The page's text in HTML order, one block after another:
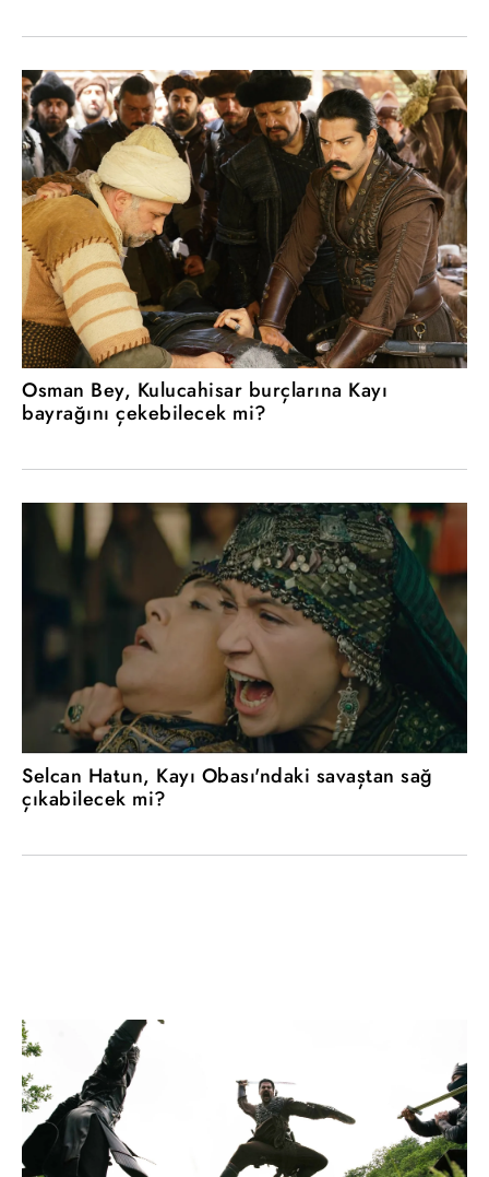
Osman Bey, Kulucahisar burçlarına Kayı
bayrağını çekebilecek mi?
Selcan Hatun, Kayı Obası'ndaki savaştan sağ
çıkabilecek mi?